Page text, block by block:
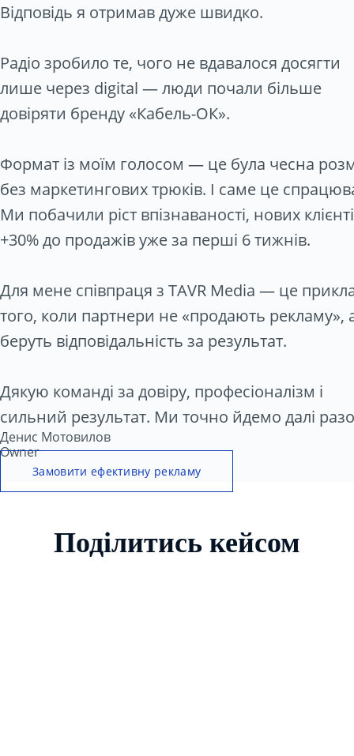
Відповідь я отримав дуже швидко.
Радіо зробило те, чого не вдавалося досягти
лише через digital — люди почали більше
довіряти бренду «Кабель-ОК».
Формат із моїм голосом — це була чесна
без маркетингових трюків. І саме це
Ми побачили ріст впізнаваності, нових
+30% до продажів уже за перші 6 тижнів.
Для мене співпраця з TAVR Media — це
того, коли партнери не «продають рекламу»,
беруть відповідальність за результат.
Дякую команді за довіру, професіоналізм і
сильний результат. Ми точно йдемо далі
Денис Мотовилов
Owner
Замовити ефективну рекламу
Поділитись кейсом